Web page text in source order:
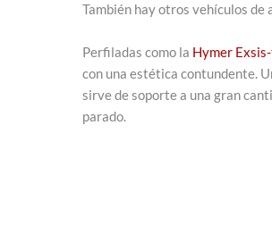
También hay otros vehículos
Perfiladas como la Hymer
con una estética contundente.
sirve de soporte a una gran
parado.